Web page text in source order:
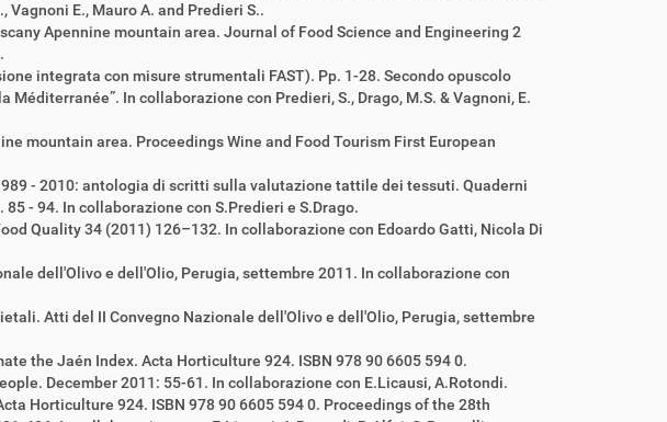
Vagnoni E., Mauro A. and Predieri S..
Apennine mountain area. Journal of Food Science and Engineering 2
integrata con misure strumentali FAST). Pp. 1-28. Secondo opuscolo
In collaborazione con Predieri, S., Drago, M.S. & Vagnoni, E.
mountain area. Proceedings Wine and Food Tourism First European
- 2010: antologia di scritti sulla valutazione tattile dei tessuti. Quaderni
- 94. In collaborazione con S.Predieri e S.Drago.
Quality 34 (2011) 126–132. In collaborazione con Edoardo Gatti, Nicola Di
dell'Olivo e dell'Olio, Perugia, settembre 2011. In collaborazione con
Atti del II Convegno Nazionale dell'Olivo e dell'Olio, Perugia, settembre
the Jaén Index. Acta Horticulture 924. ISBN 978 90 6605 594 0.
December 2011: 55-61. In collaborazione con E.Licausi, A.Rotondi.
Horticulture 924. ISBN 978 90 6605 594 0. Proceedings of the 28th